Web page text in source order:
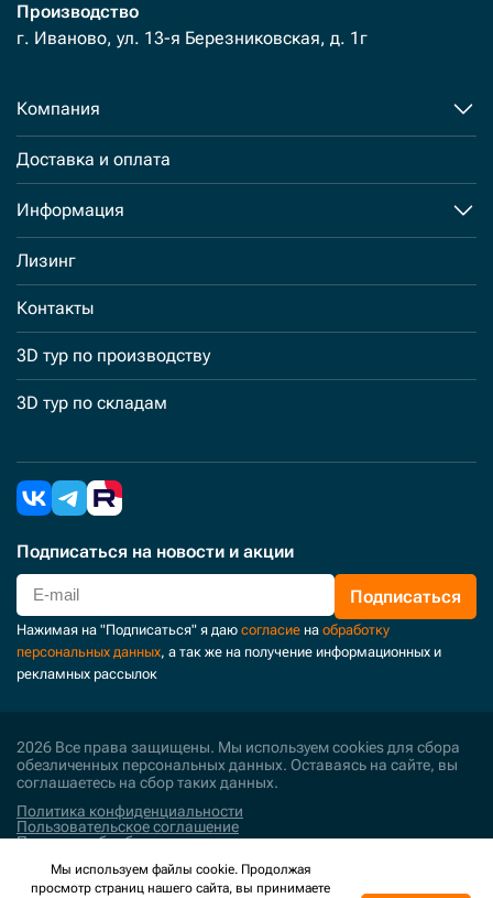
Производство
г. Иваново, ул. 13-я Березниковская, д. 1г
Компания
Доставка и оплата
Информация
Лизинг
Контакты
3D тур по производству
3D тур по складам
Подписаться на новости и акции
Подписаться
Нажимая на "Подписаться" я даю согласие на обработку
персональных данных, а так же на получение информационных и
рекламных рассылок
2026 Все права защищены. Мы используем cookies для сбора
обезличенных персональных данных. Оставаясь на сайте, вы
соглашаетесь на сбор таких данных.
Политика конфиденциальности
Пользовательское соглашение
Политика обработки персональных данных
Поддержка и развитие
Мы используем файлы cookie. Продолжая
просмотр страниц нашего сайта, вы принимаете